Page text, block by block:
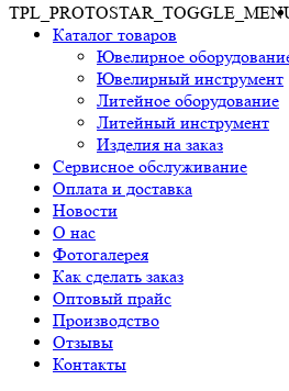
Каталог товаров
Ювелирное
Ювелирный инструмент
Литейное оборудование
Литейный инструмент
Изделия на заказ
Сервисное обслуживание
Оплата и доставка
Новости
О нас
Фотогалерея
Как сделать заказ
Оптовый прайс
Производство
Отзывы
Контакты